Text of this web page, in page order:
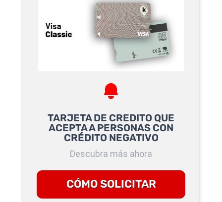
TARJETA DE CREDITO QUE
ACEPTA A PERSONAS CON
CRÉDITO NEGATIVO
Descubra más ahora
CÓMO SOLICITAR